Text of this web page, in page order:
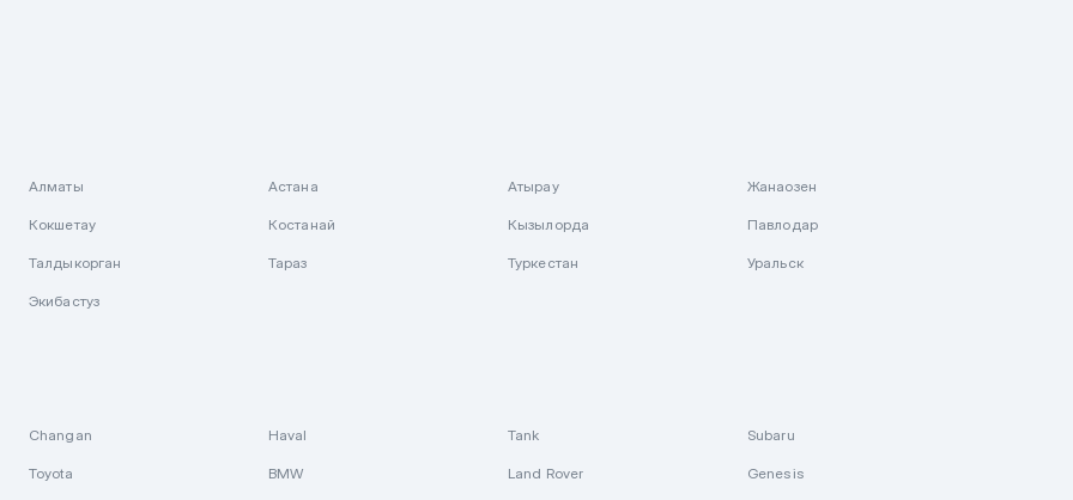
Алматы Астана Атырау Жанаозен
Кокшетау Костанай Кызылорда Павлодар
Талдыкорган Тараз Туркестан Уральск
Экибастуз
Changan Haval Tank Subaru
Toyota BMW Land Rover Genesis